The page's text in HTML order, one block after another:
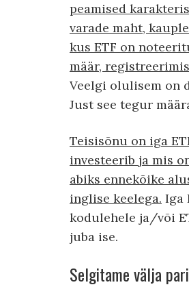
peamised
varade maht,
kus ETF on
määr,
Veelgi olulisem on
Just see tegur
Teisisõnu on iga
investeerib ja mis
abiks ennekõike
inglise keelega. Iga
kodulehele ja/või
juba ise.
Selgitame välja